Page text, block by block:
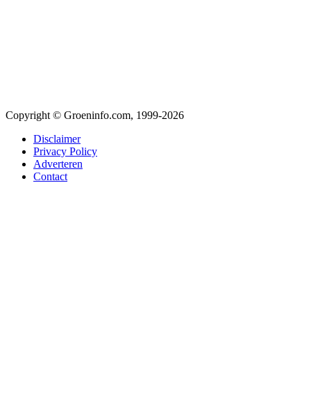
Copyright © Groeninfo.com, 1999-2026
Disclaimer
Privacy Policy
Adverteren
Contact